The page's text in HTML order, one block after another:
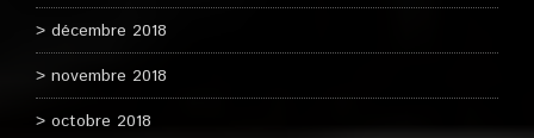
décembre 2018
novembre 2018
octobre 2018